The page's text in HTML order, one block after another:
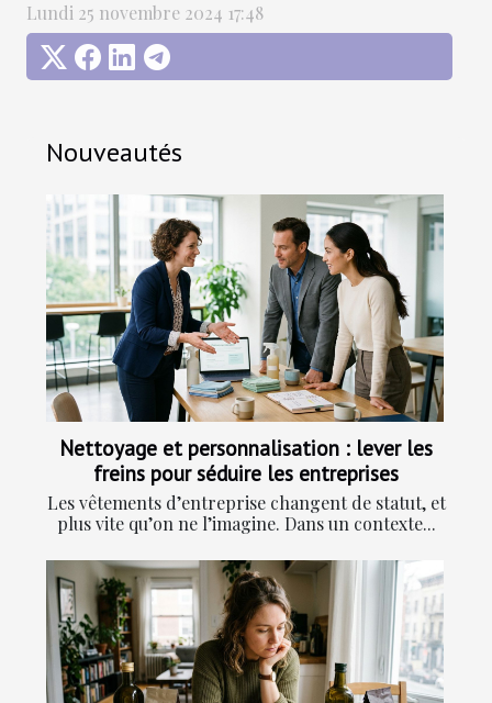
Lundi 25 novembre 2024 17:48
Nouveautés
Nettoyage et personnalisation : lever les
freins pour séduire les entreprises
Les vêtements d’entreprise changent de statut, et
plus vite qu’on ne l’imagine. Dans un contexte...